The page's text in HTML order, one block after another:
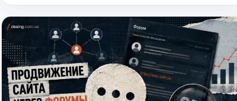
относился к такому результату как к готовому
бизнес-сайту. Нейросеть для создания сайтов
хорошо помогает на старте, когда перед вами
пустая страница и непонятно, с чего […]